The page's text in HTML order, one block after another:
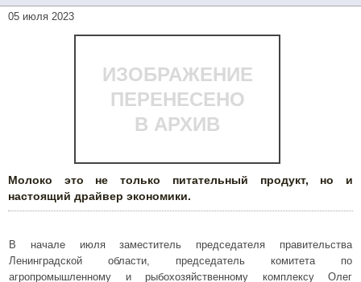
05 июля 2023
ИЗОБРАЖЕНИЕ
ПЕРЕНЕСЕНО
В АРХИВ
Молоко это не только питательный продукт, но и
настоящий драйвер экономики.
В начале июля заместитель председателя правительства
Ленинградской области, председатель комитета по
агропромышленному и рыбохозяйственному комплексу Олег